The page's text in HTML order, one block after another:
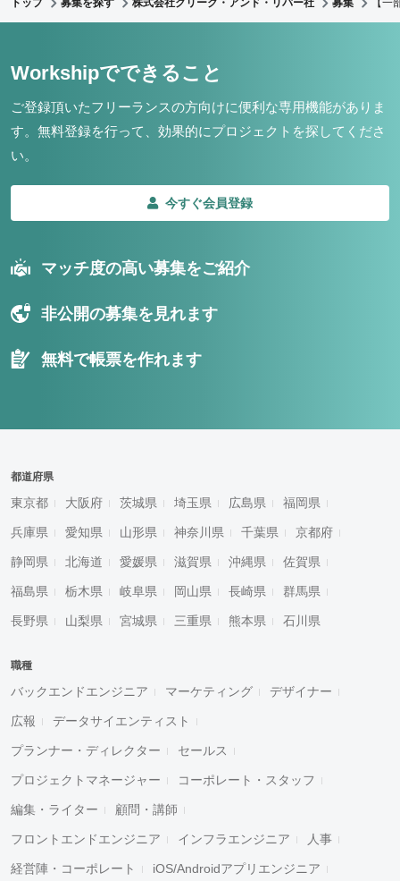
トップ 募集を探す 株式会社クリーク・アンド・リバー社 募集 【
Workshipでできること
ご登録頂いたフリーランスの方向けに便利な専用機能がありま
す。 無料登録を行って、効果的にプロジェクトを探してくださ
い。
今すぐ会員登録
マッチ度の高い募集をご紹介
非公開の募集を見れます
無料で帳票を作れます
都道府県
東京都 大阪府 茨城県 埼玉県 広島県 福岡県
兵庫県 愛知県 山形県 神奈川県 千葉県 京都府
静岡県 北海道 愛媛県 滋賀県 沖縄県 佐賀県
福島県 栃木県 岐阜県 岡山県 長崎県 群馬県
長野県 山梨県 宮城県 三重県 熊本県 石川県
職種
バックエンドエンジニア マーケティング デザイナー
広報 データサイエンティスト
プランナー・ディレクター セールス
プロジェクトマネージャー コーポレート・スタッフ
編集・ライター 顧問・講師
フロントエンドエンジニア インフラエンジニア 人事
経営陣・コーポレート iOS/Androidアプリエンジニア